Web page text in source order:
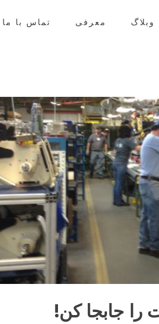
وبلاگ معرفی
تماس با ما
جابجا کن!